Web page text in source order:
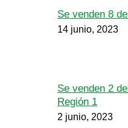
Se venden 8
14 junio, 2023
Se venden 2
Región 1
2 junio, 2023